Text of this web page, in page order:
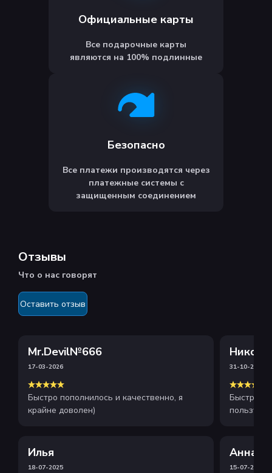
Официальные карты
Все подарочные карты
являются на 100% подлинные
Безопасно
Все платежи производятся через
платежные системы с
защищенным соединением
Отзывы
Что о нас говорят
Оставить отзыв
Mr.Devil№666
17-03-2026
Быстро пополнилось и качественно, я
крайне доволен)
31-10-2025
Быстрое
Илья
18-07-2025
Анна
15-07-2025